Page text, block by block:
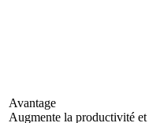
Avantage
Augmente la productivité et